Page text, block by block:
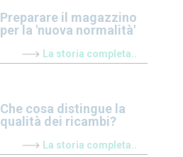
Preparare il magazzino
per la 'nuova normalità'
La storia completa..
Che cosa distingue la
qualità dei ricambi?
La storia completa..